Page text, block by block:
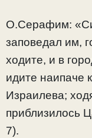
О.Серафим:
заповедал им,
ходите, и в
идите наипаче
Израилева;
приблизилось
7).